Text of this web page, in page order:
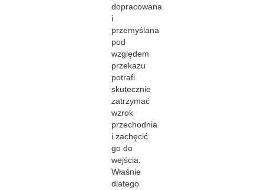
dopracowana
i
przemyślana
pod
względem
przekazu
potrafi
skutecznie
zatrzymać
wzrok
przechodnia
i zachęcić
go do
wejścia.
Właśnie
dlatego